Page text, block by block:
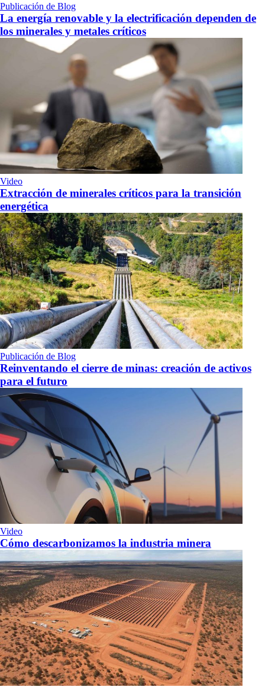
Publicación de Blog
La energía renovable y la electrificación dependen de
los minerales y metales críticos
Video
Extracción de minerales críticos para la transición
energética
Publicación de Blog
Reinventando el cierre de minas: creación de activos
para el futuro
Video
Cómo descarbonizamos la industria minera